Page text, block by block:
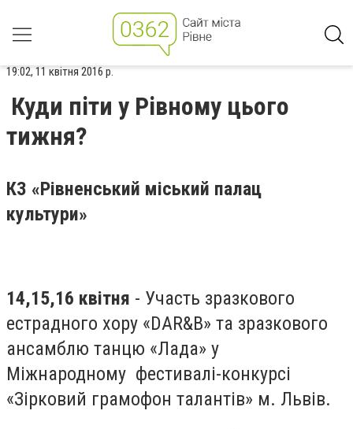
19:02, 11 квітня 2016 р.
Куди піти у Рівному цього
тижня?
КЗ «Рівненський міський палац
культури»
14,15,16 квітня - Участь зразкового
естрадного хору «DAR&B» та зразкового
ансамблю танцю «Лада» у
Міжнародному фестивалі-конкурсі
«Зірковий грамофон талантів» м. Львів.